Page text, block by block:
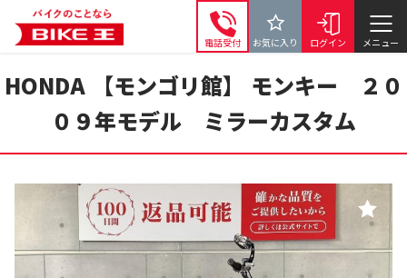
電話受付 お気に入り ログイン メニュー
HONDA 【モンゴリ館】 モンキー ２０
０９年モデル ミラーカスタム